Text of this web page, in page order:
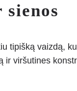
sienos
tipišką vaizdą,
ir viršutines